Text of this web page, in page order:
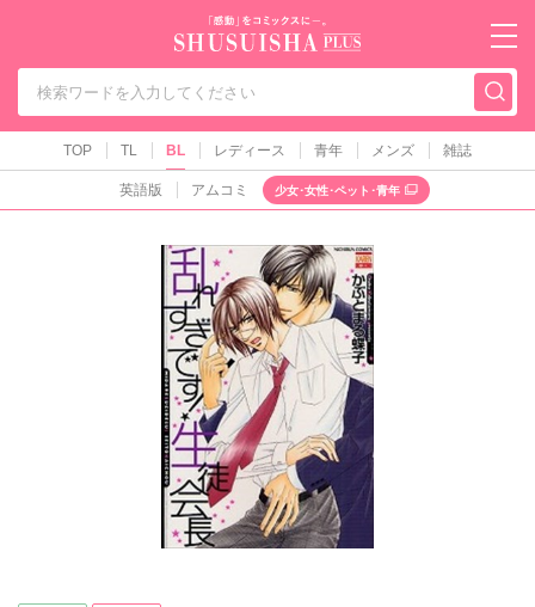
秋水社PLUS（テ
TOP TL BL レディース 青年 メンズ 雑誌
英語版 アムコミ 少女･女性･ペット･青年